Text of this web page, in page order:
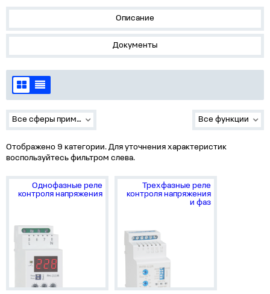
Описание
Документы
Все сферы применения Все функции
Отображено 9 категории. Для уточнения характеристик
воспользуйтесь фильтром слева.
Однофазные реле
контроля напряжения
Трехфазные реле
контроля напряжения
и фаз